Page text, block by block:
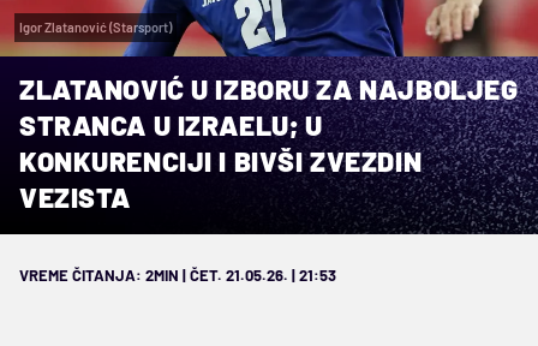
Igor Zlatanović (Starsport)
ZLATANOVIĆ U IZBORU ZA NAJBOLJEG
STRANCA U IZRAELU; U
KONKURENCIJI I BIVŠI ZVEZDIN
VEZISTA
VREME ČITANJA: 2MIN | ČET. 21.05.26. | 21:53